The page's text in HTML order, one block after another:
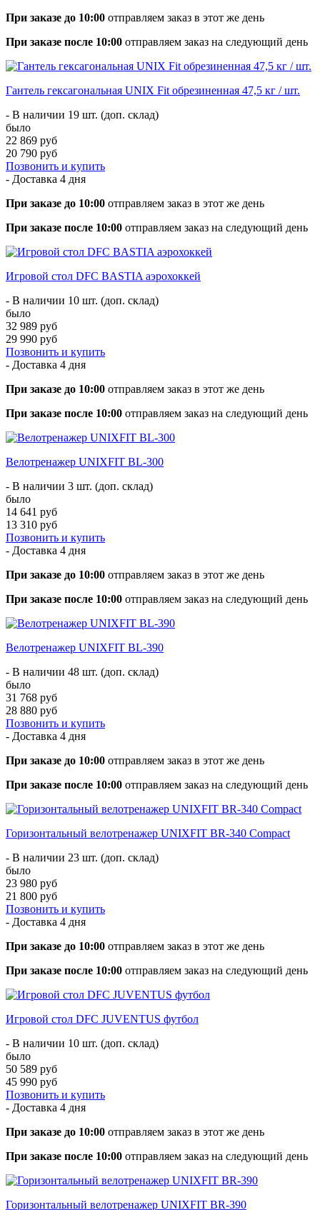
При заказе до 10:00 отправляем заказ в этот же день
При заказе после 10:00 отправляем заказ на следующий день
Гантель гексагональная UNIX Fit обрезиненная 47,5 кг / шт.
- В наличии 19 шт. (доп. склад)
было
22 869 руб
20 790 руб
Позвонить и купить
- Доставка 4 дня
При заказе до 10:00 отправляем заказ в этот же день
При заказе после 10:00 отправляем заказ на следующий день
Игровой стол DFC BASTIA аэрохоккей
- В наличии 10 шт. (доп. склад)
было
32 989 руб
29 990 руб
Позвонить и купить
- Доставка 4 дня
При заказе до 10:00 отправляем заказ в этот же день
При заказе после 10:00 отправляем заказ на следующий день
Велотренажер UNIXFIT BL-300
- В наличии 3 шт. (доп. склад)
было
14 641 руб
13 310 руб
Позвонить и купить
- Доставка 4 дня
При заказе до 10:00 отправляем заказ в этот же день
При заказе после 10:00 отправляем заказ на следующий день
Велотренажер UNIXFIT BL-390
- В наличии 48 шт. (доп. склад)
было
31 768 руб
28 880 руб
Позвонить и купить
- Доставка 4 дня
При заказе до 10:00 отправляем заказ в этот же день
При заказе после 10:00 отправляем заказ на следующий день
Горизонтальный велотренажер UNIXFIT BR-340 Compact
- В наличии 23 шт. (доп. склад)
было
23 980 руб
21 800 руб
Позвонить и купить
- Доставка 4 дня
При заказе до 10:00 отправляем заказ в этот же день
При заказе после 10:00 отправляем заказ на следующий день
Игровой стол DFC JUVENTUS футбол
- В наличии 10 шт. (доп. склад)
было
50 589 руб
45 990 руб
Позвонить и купить
- Доставка 4 дня
При заказе до 10:00 отправляем заказ в этот же день
При заказе после 10:00 отправляем заказ на следующий день
Горизонтальный велотренажер UNIXFIT BR-390